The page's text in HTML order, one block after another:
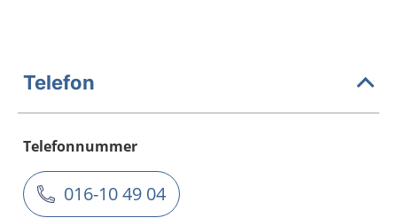
Telefon
Telefonnummer
016-10 49 04